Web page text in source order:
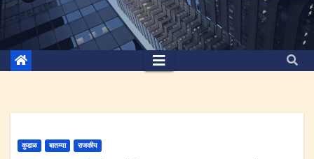
कुडाळ बातम्या राजकीय